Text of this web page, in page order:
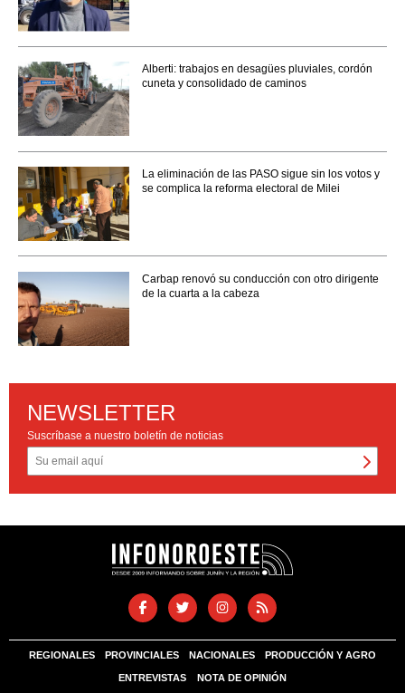
Alberti: trabajos en desagües pluviales, cordón
cuneta y consolidado de caminos
La eliminación de las PASO sigue sin los votos y
se complica la reforma electoral de Milei
Carbap renovó su conducción con otro dirigente
de la cuarta a la cabeza
NEWSLETTER
Suscríbase a nuestro boletín de noticias
REGIONALES PROVINCIALES NACIONALES PRODUCCIÓN Y AGRO
ENTREVISTAS NOTA DE OPINIÓN